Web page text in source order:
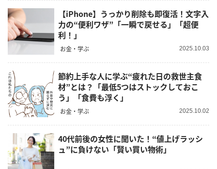
【iPhone】うっかり削除も即復活！文字入
力の“便利ワザ”「一瞬で戻せる」「超便
利！」
お金・学ぶ 2025.10.03
節約上手な人に学ぶ“疲れた日の救世主食
材”とは？「最低5つはストックしておこ
う」「食費も浮く」
お金・学ぶ 2025.10.02
40代前後の女性に聞いた！“値上げラッシ
ュ”に負けない「賢い買い物術」